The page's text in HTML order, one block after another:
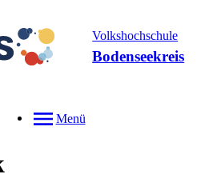
Volkshochschule
Bodenseekreis
Menü